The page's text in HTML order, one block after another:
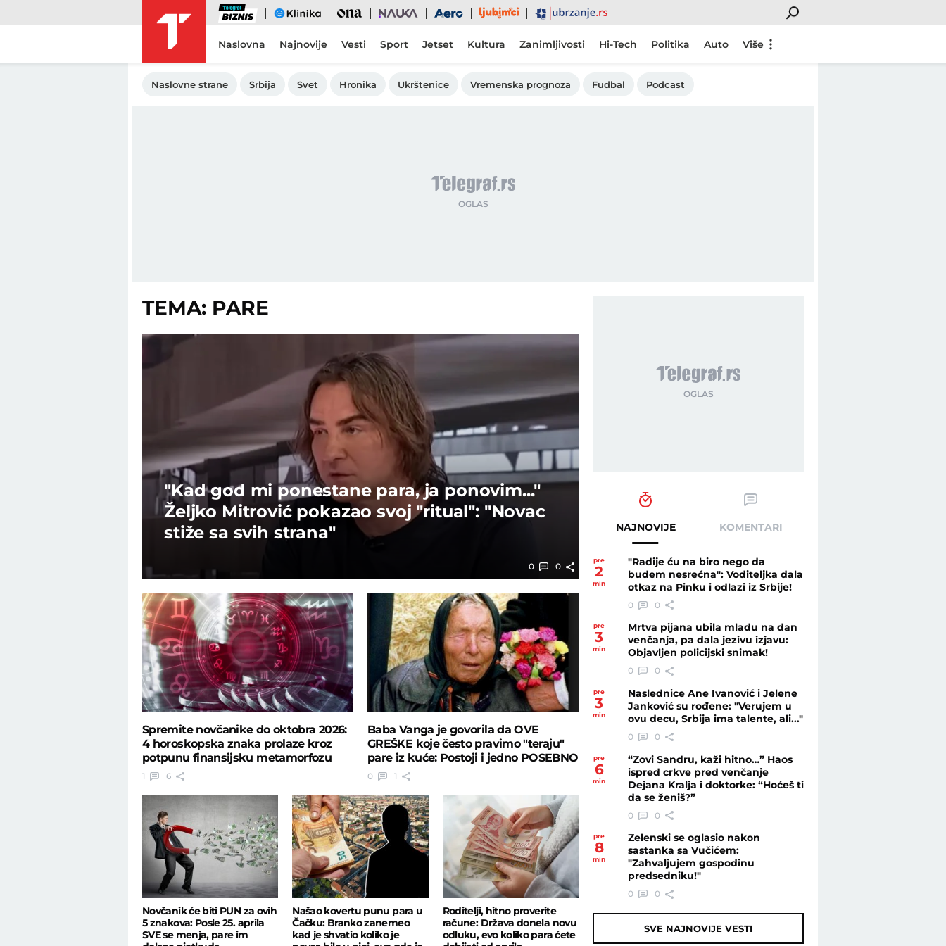
Biznis eKlinika Ona Nauka Aero Ljubimci Ubrzanje
Naslovna Najnovije Vesti Sport Jetset Kultura Zanimljivosti Hi-Tech Politika Auto Više
Naslovne strane Srbija Svet Hronika Ukrštenice Vremenska prognoza Fudbal Podcast
TEMA: PARE
"Kad god mi ponestane para, ja ponovim..."
Željko Mitrović pokazao svoj "ritual": "Novac
stiže sa svih strana"
0 0
Spremite novčanike do oktobra 2026:
4 horoskopska znaka prolaze kroz
potpunu finansijsku metamorfozu
1 6
Baba Vanga je govorila da OVE
GREŠKE koje često pravimo "teraju"
pare iz kuće: Postoji i jedno POSEBNO
MESTO
0 1
Novčanik će biti PUN za ovih
5 znakova: Posle 25. aprila
SVE se menja, pare im
Našao kovertu punu para u
Čačku: Branko zanemeo
kad je shvatio koliko je
Roditelji, hitno proverite
račune: Država donela novu
odluku, evo koliko para ćete
NAJNOVIJE KOMENTARI
pre
2
min
"Radije ću na biro nego da
budem nesrećna": Voditeljka dala
otkaz na Pinku i odlazi iz Srbije!
0 0
pre
3
min
Mrtva pijana ubila mladu na dan
venčanja, pa dala jezivu izjavu:
Objavljen policijski snimak!
0 0
pre
3
min
Naslednice Ane Ivanović i Jelene
Janković su rođene: "Verujem u
ovu decu, Srbija ima talente, ali..."
0 0
pre
6
min
“Zovi Sandru, kaži hitno…” Haos
ispred crkve pred venčanje
Dejana Kralja i doktorke: “Hoćeš ti
da se ženiš?”
0 0
pre
8
min
Zelenski se oglasio nakon
sastanka sa Vučićem:
"Zahvaljujem gospodinu
predsedniku!"
0 0
SVE NAJNOVIJE VESTI